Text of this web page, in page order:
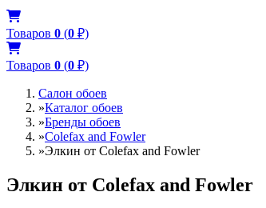
Товаров 0 (0 ₽)
Товаров 0 (0 ₽)
Салон обоев
»Каталог обоев
»Бренды обоев
»Colefax and Fowler
»Элкин от Colefax and Fowler
Элкин от Colefax and Fowler